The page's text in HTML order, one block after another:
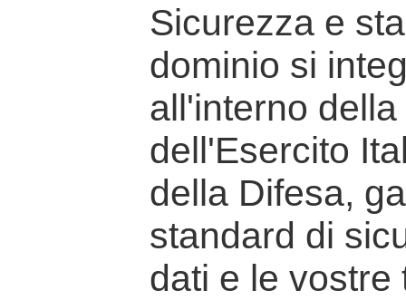
Sicurezza e
dominio si
all'interno
dell'Esercito
della Difesa,
standard di
dati e le vostre